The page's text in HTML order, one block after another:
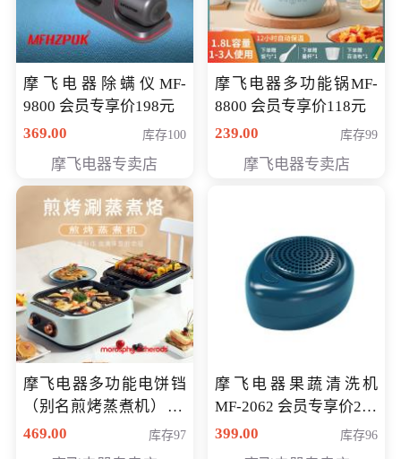
摩飞电器除螨仪MF-
9800 会员专享价198元
369.00
库存100
摩飞电器专卖店
摩飞电器多功能锅MF-
8800 会员专享价118元
239.00
库存99
摩飞电器专卖店
摩飞电器多功能电饼铛
（别名煎烤蒸煮机） 型
号MF-8888B 会员专享
469.00 库存97
摩飞电器果蔬清洗机
MF-2062 会员专享价268
元
399.00 库存96